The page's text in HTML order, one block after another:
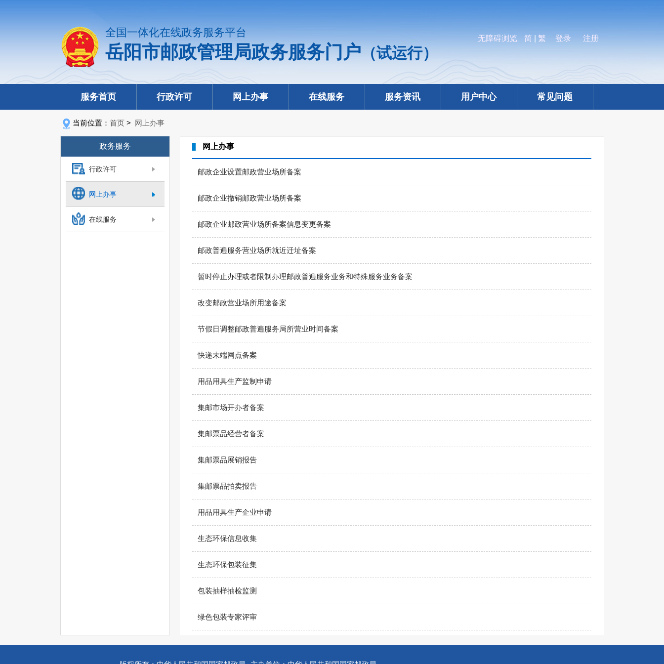
全国一体化在线政务服务平台
岳阳市邮政管理局政务服务门户（试运行）
无障碍浏览 简 繁 登录 注册
服务首页 行政许可 网上办事 在线服务 服务资讯 用户中心 常见问题
当前位置： 首页 > 网上办事
政务服务
行政许可
网上办事
在线服务
网上办事
邮政企业设置邮政营业场所备案
邮政企业撤销邮政营业场所备案
邮政企业邮政营业场所备案信息变更备案
邮政普遍服务营业场所就近迁址备案
暂时停止办理或者限制办理邮政普遍服务业务和特殊服务业务备案
改变邮政营业场所用途备案
节假日调整邮政普遍服务局所营业时间备案
快递末端网点备案
用品用具生产监制申请
集邮市场开办者备案
集邮票品经营者备案
集邮票品展销报告
集邮票品拍卖报告
用品用具生产企业申请
生态环保信息收集
生态环保包装征集
包装抽样抽检监测
绿色包装专家评审